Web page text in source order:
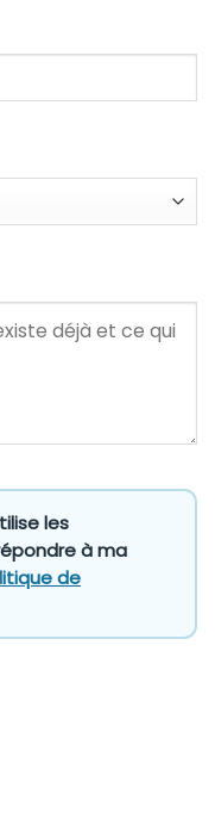
les
à ma
de